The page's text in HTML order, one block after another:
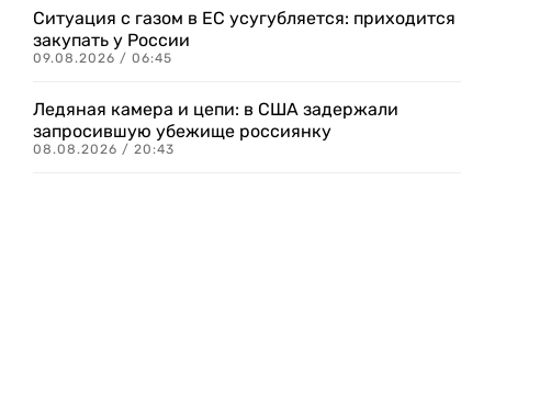
Ситуация с газом в ЕС усугубляется: приходится
закупать у России
09.08.2026 / 06:45
Ледяная камера и цепи: в США задержали
запросившую убежище россиянку
08.08.2026 / 20:43